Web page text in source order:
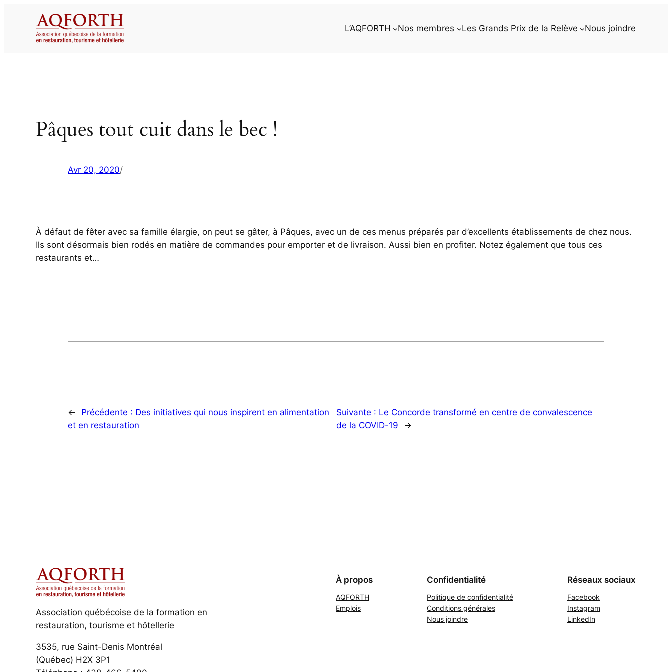
L’AQFORTH Nos membres Les Grands Prix de la Relève Nous joindre
Pâques tout cuit dans le bec !
Avr 20, 2020/
À défaut de fêter avec sa famille élargie, on peut se gâter, à Pâques, avec un de ces menus préparés par d’excellents établissements de chez nous.
Ils sont désormais bien rodés en matière de commandes pour emporter et de livraison. Aussi bien en profiter. Notez également que tous ces
restaurants et…
← Précédente : Des initiatives qui nous inspirent en alimentation
et en restauration
Suivante : Le Concorde transformé en centre de convalescence
de la COVID-19
→
Association québécoise de la formation en
restauration, tourisme et hôtellerie
3535, rue Saint-Denis Montréal
(Québec) H2X 3P1
À propos
AQFORTH
Emplois
Confidentialité
Politique de confidentialité
Conditions générales
Nous joindre
Réseaux sociaux
Facebook
Instagram
LinkedIn